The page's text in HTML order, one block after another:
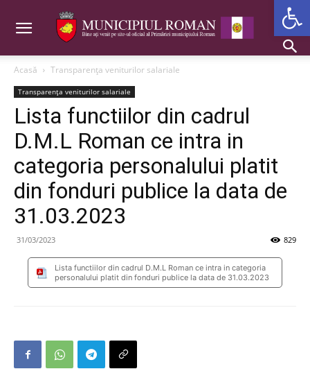
Acasă Transparența veniturilor salariale
Transparența veniturilor salariale
Lista functiilor din cadrul
D.M.L Roman ce intra in
categoria personalului platit
din fonduri publice la data de
31.03.2023
31/03/2023 829
Lista functiilor din cadrul D.M.L Roman ce intra in categoria
personalului platit din fonduri publice la data de 31.03.2023